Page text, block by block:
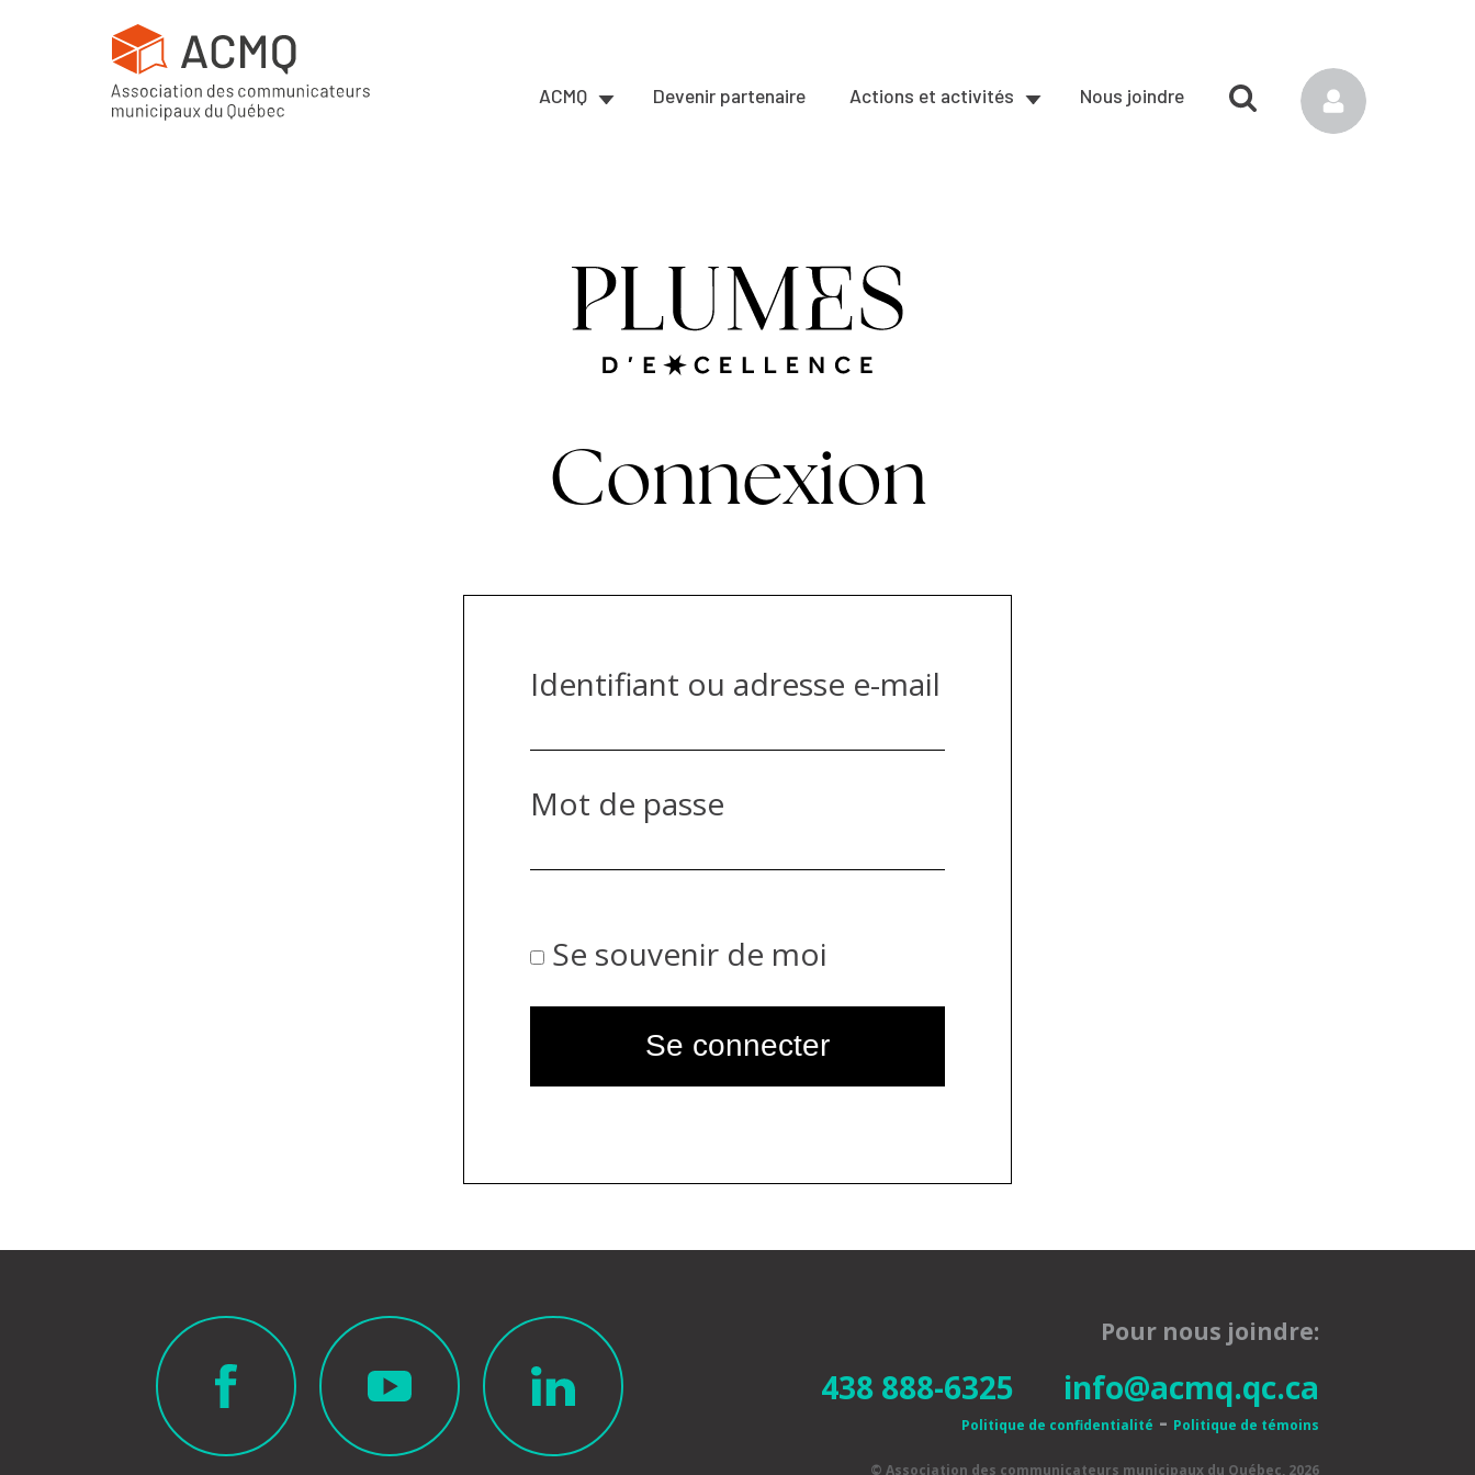
ACMQ Devenir partenaire Actions et activités Nous joindre
Connexion
Identifiant ou adresse e-mail
Mot de passe
Se souvenir de moi
Pour nous joindre:
438 888-6325 info@acmq.qc.ca
Politique de confidentialité - Politique de témoins
© Association des communicateurs municipaux du Québec, 2026